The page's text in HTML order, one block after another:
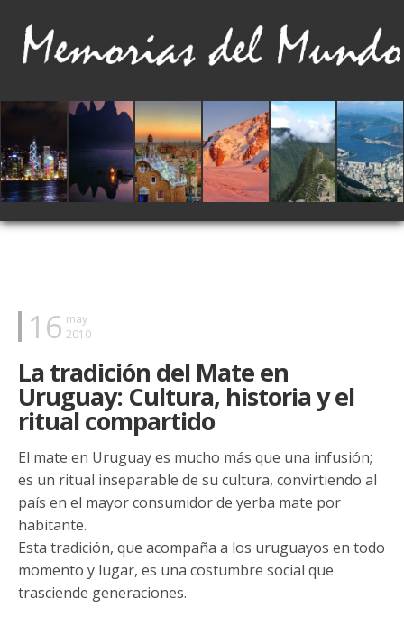
16 may
2010
La tradición del Mate en
Uruguay: Cultura, historia y el
ritual compartido
El mate en Uruguay es mucho más que una infusión;
es un ritual inseparable de su cultura, convirtiendo al
país en el mayor consumidor de yerba mate por
habitante.
Esta tradición, que acompaña a los uruguayos en todo
momento y lugar, es una costumbre social que
trasciende generaciones.